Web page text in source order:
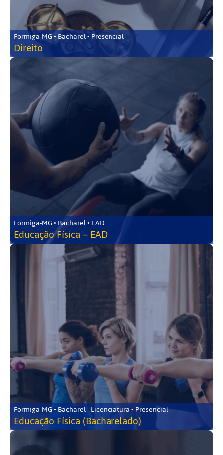
Formiga-MG • Bacharel • Presencial
Direito
Formiga-MG • Bacharel • EAD
Educação Física – EAD
Formiga-MG • Bacharel - Licenciatura • Presencial
Educação Física (Bacharelado)